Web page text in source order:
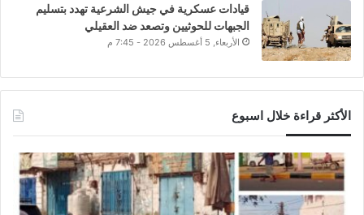
قيادات عسكرية في جيش الشرعية تهدد بتسليم
الجبهات للحوثيين وتصعد ضد العقيلي
الأربعاء, 5 أغسطس 2026 - 7:45 م
الأكثر قراءة خلال اسبوع